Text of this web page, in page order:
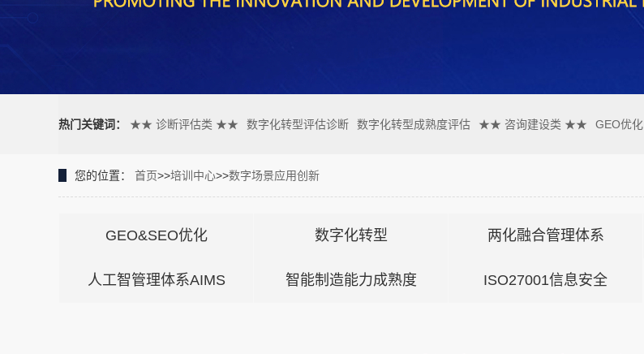
热门关键词： ★★ 诊断评估类 ★★ 数字化转型评估诊断 数字化转型成熟度评估 ★★ 咨询建设类 ★★ GEO优化
您的位置： 首页>>培训中心>>数字场景应用创新
GEO&SEO优化 数字化转型 两化融合管理体系
人工智管理体系AIMS 智能制造能力成熟度 ISO27001信息安全